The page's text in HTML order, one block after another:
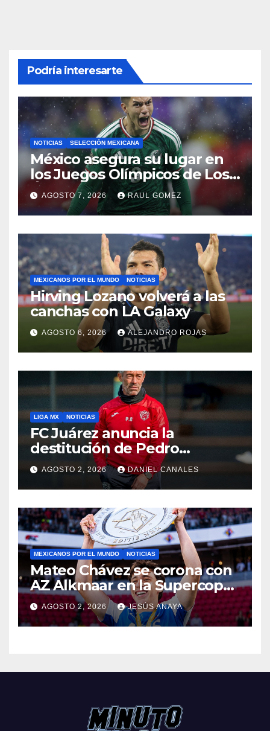
Podría interesarte
NOTICIAS SELECCIÓN MEXICANA
México asegura su lugar en
los Juegos Olímpicos de Los
Ángeles 2028
AGOSTO 7, 2026 RAUL GOMEZ
MEXICANOS POR EL MUNDO NOTICIAS
Hirving Lozano volverá a las
canchas con LA Galaxy
AGOSTO 6, 2026 ALEJANDRO ROJAS
LIGA MX NOTICIAS
FC Juárez anuncia la
destitución de Pedro
Caixinha
AGOSTO 2, 2026 DANIEL CANALES
MEXICANOS POR EL MUNDO NOTICIAS
Mateo Chávez se corona con
AZ Alkmaar en la Supercopa
de Países Bajos
AGOSTO 2, 2026 JESÚS ANAYA